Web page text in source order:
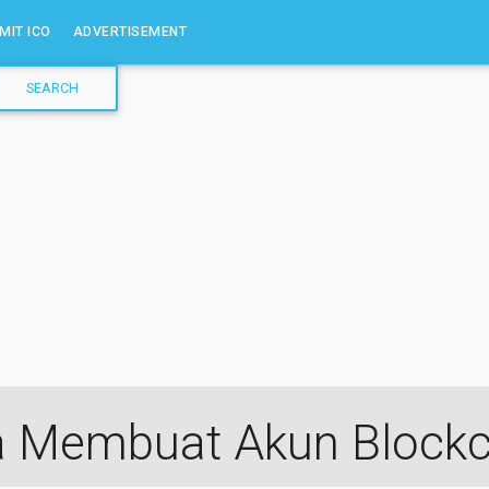
ICO ADVERTISEMENT
Membuat Akun